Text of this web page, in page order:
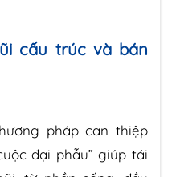
cấu trúc và bán
pháp can thiệp
đại phẫu” giúp tái